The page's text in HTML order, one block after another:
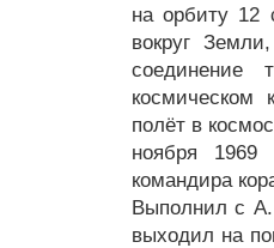
на орбиту 12
вокруг
соединение
космическом
полёт в
ноября
командира
Выполнил с
выходил на